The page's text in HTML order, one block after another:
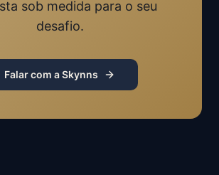
sob medida para o seu
desafio.
Falar com a Skynns